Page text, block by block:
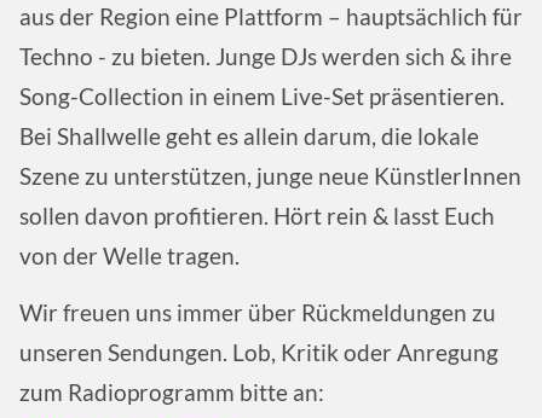
aus der Region eine Plattform – hauptsächlich für
Techno - zu bieten. Junge DJs werden sich & ihre
Song-Collection in einem Live-Set präsentieren.
Bei Shallwelle geht es allein darum, die lokale
Szene zu unterstützen, junge neue KünstlerInnen
sollen davon profitieren. Hört rein & lasst Euch
von der Welle tragen.
Wir freuen uns immer über Rückmeldungen zu
unseren Sendungen. Lob, Kritik oder Anregung
zum Radioprogramm bitte an: